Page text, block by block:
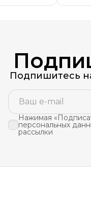
Подпишитесь
Нажимая
персональных
рассылки